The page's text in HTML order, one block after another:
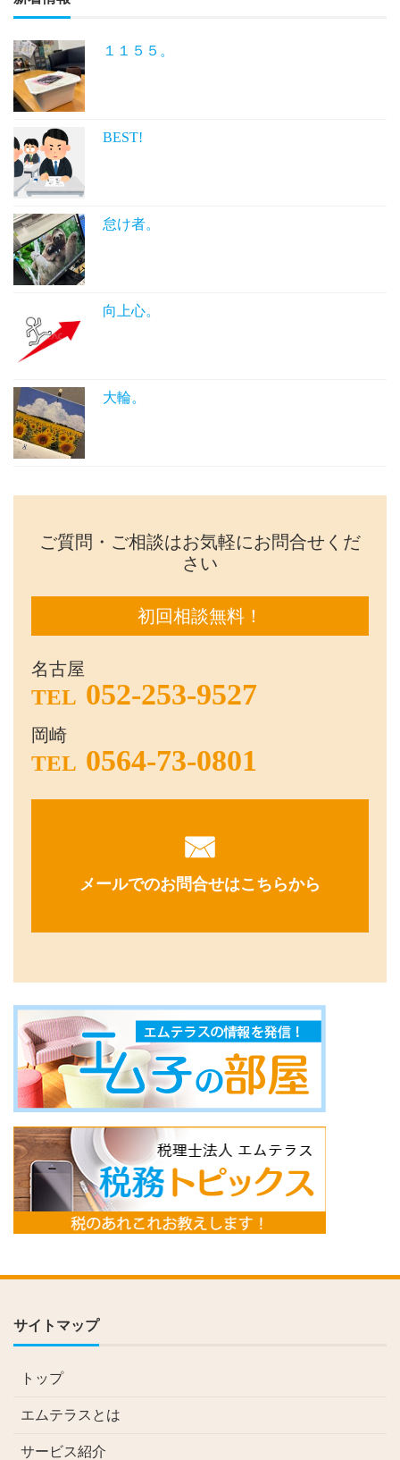
１１５５。
BEST!
怠け者。
向上心。
大輪。
ご質問・ご相談はお気軽にお問合せくだ
さい
初回相談無料！
名古屋
TEL 052-253-9527
岡崎
TEL 0564-73-0801
メールでのお問合せはこちらから
サイトマップ
トップ
エムテラスとは
サービス紹介